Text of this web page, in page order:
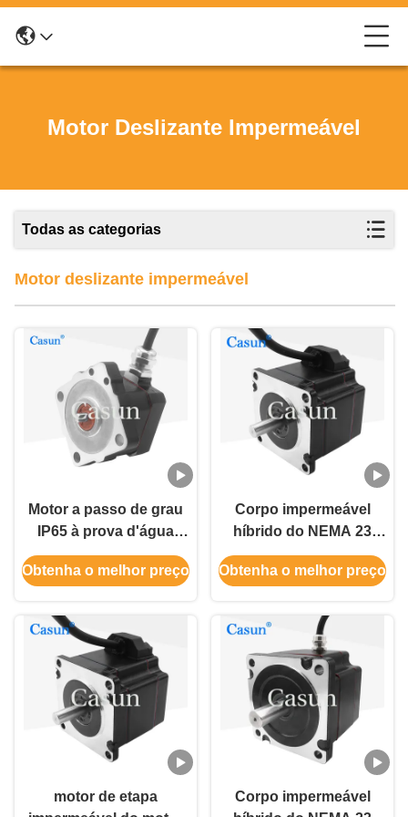
Motor Deslizante Impermeável
Todas as categorias
Motor deslizante impermeável
Motor a passo de grau
IP65 à prova d'água
1.0A 0.22N.m
42×42×42.6mm NEMA
Obtenha o melhor preço
Corpo impermeável
híbrido do NEMA 23
51mm do motor
deslizante de Casun
Device
Obtenha o melhor preço
motor de etapa
Corpo impermeável